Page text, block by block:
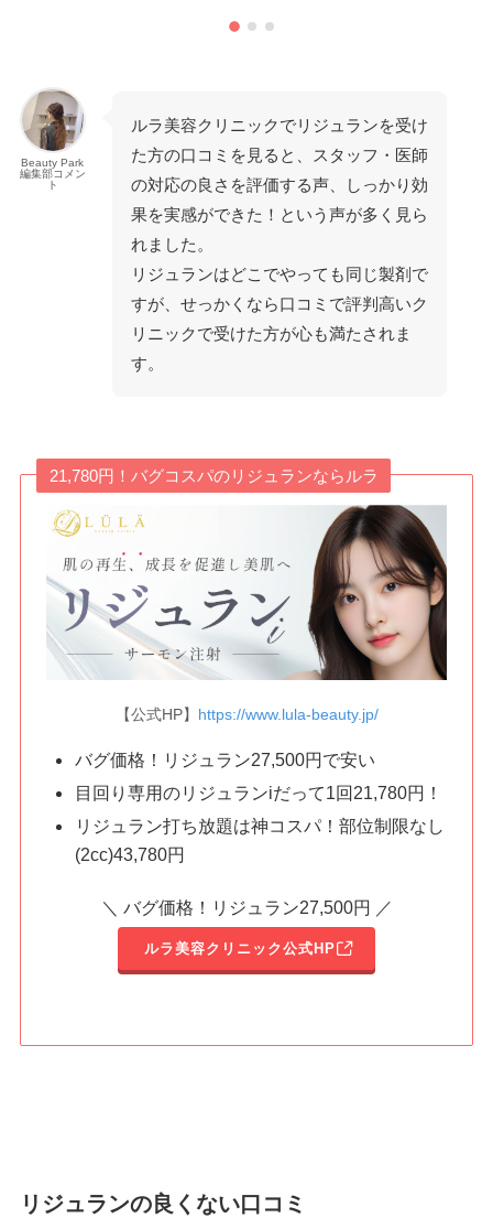
Beauty Park
編集部コメン
ト
ルラ美容クリニックでリジュランを受け
た方の口コミを見ると、スタッフ・医師
の対応の良さを評価する声、しっかり効
果を実感ができた！という声が多く見ら
れました。
リジュランはどこでやっても同じ製剤で
すが、せっかくなら口コミで評判高いク
リニックで受けた方が心も満たされま
す。
21,780円！バグコスパのリジュランならルラ
【公式HP】 https://www.lula-beauty.jp/
バグ価格！リジュラン27,500円で安い
目回り専用のリジュランiだって1回21,780円！
リジュラン打ち放題は神コスパ！部位制限なし
(2cc)43,780円
＼ バグ価格！リジュラン27,500円 ／
ルラ美容クリニック公式HP
リジュランの良くない口コミ